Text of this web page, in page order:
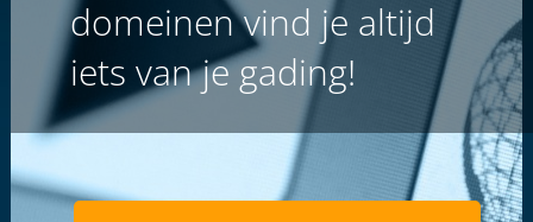
domeinen vind je altijd
iets van je gading!